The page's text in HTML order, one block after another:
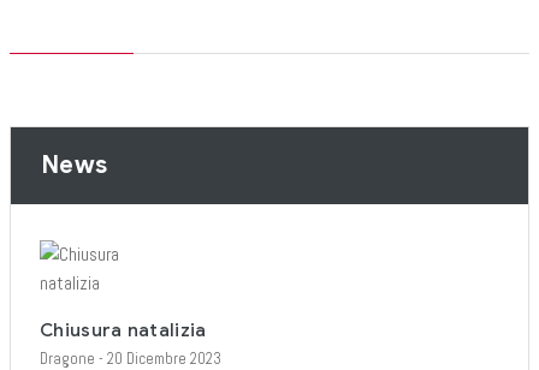
News
Chiusura natalizia
Dragone - 20 Dicembre 2023